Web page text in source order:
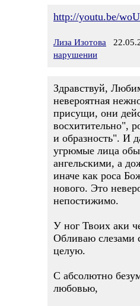
http://youtu.be/
Лиза Изотова
нарушении
Здравствуй,
невероятная
присущи, они
восхитительно",
и образность". И
угрюмые лица
ангельскими, а
иначе как роса
нового. Это
непостижимо.
У ног Твоих аки
Обливаю слезами
целую.
С абсолютно
любовью,